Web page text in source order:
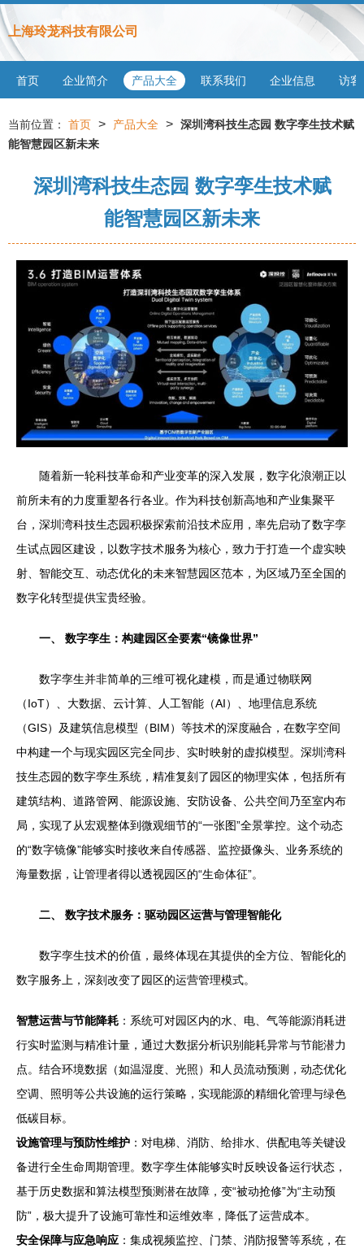
上海玲茏科技有限公司
首页 企业简介 产品大全 联系我们 企业信息 访客
当前位置： 首页 > 产品大全 > 深圳湾科技生态园 数字孪生技术赋
能智慧园区新未来
深圳湾科技生态园 数字孪生技术赋
能智慧园区新未来
随着新一轮科技革命和产业变革的深入发展，数字化浪潮正以
前所未有的力度重塑各行各业。作为科技创新高地和产业集聚平
台，深圳湾科技生态园积极探索前沿技术应用，率先启动了数字孪
生试点园区建设，以数字技术服务为核心，致力于打造一个虚实映
射、智能交互、动态优化的未来智慧园区范本，为区域乃至全国的
数字化转型提供宝贵经验。
一、 数字孪生：构建园区全要素“镜像世界”
数字孪生并非简单的三维可视化建模，而是通过物联网
（IoT）、大数据、云计算、人工智能（AI）、地理信息系统
（GIS）及建筑信息模型（BIM）等技术的深度融合，在数字空间
中构建一个与现实园区完全同步、实时映射的虚拟模型。深圳湾科
技生态园的数字孪生系统，精准复刻了园区的物理实体，包括所有
建筑结构、道路管网、能源设施、安防设备、公共空间乃至室内布
局，实现了从宏观整体到微观细节的“一张图”全景掌控。这个动态
的“数字镜像”能够实时接收来自传感器、监控摄像头、业务系统的
海量数据，让管理者得以透视园区的“生命体征”。
二、 数字技术服务：驱动园区运营与管理智能化
数字孪生技术的价值，最终体现在其提供的全方位、智能化的
数字服务上，深刻改变了园区的运营管理模式。
智慧运营与节能降耗 ：系统可对园区内的水、电、气等能源消耗进
行实时监测与精准计量，通过大数据分析识别能耗异常与节能潜力
点。结合环境数据（如温湿度、光照）和人员流动预测，动态优化
空调、照明等公共设施的运行策略，实现能源的精细化管理与绿色
低碳目标。
设施管理与预防性维护 ：对电梯、消防、给排水、供配电等关键设
备进行全生命周期管理。数字孪生体能够实时反映设备运行状态，
基于历史数据和算法模型预测潜在故障，变“被动抢修”为“主动预
防”，极大提升了设施可靠性和运维效率，降低了运营成本。
安全保障与应急响应 ：集成视频监控、门禁、消防报警等系统，在